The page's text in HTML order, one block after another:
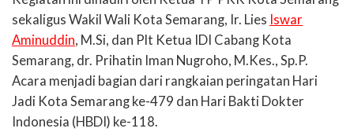
sekaligus Wakil Wali Kota Semarang, Ir. Lies Iswar
Aminuddin, M.Si, dan Plt Ketua IDI Cabang Kota
Semarang, dr. Prihatin Iman Nugroho, M.Kes., Sp.P.
Acara menjadi bagian dari rangkaian peringatan Hari
Jadi Kota Semarang ke-479 dan Hari Bakti Dokter
Indonesia (HBDI) ke-118.